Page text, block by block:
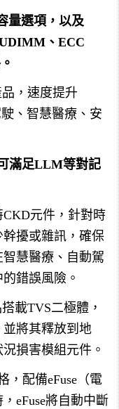
量選項，以及
、ECC
，速度提升
、智慧醫療、安
滿足LLM等對記
元件，針對時
擾或雜訊，確保
慧醫療、自動駕
錯誤風險。
載TVS二極體，
將其釋放到地
損害模組元件。
，配備eFuse（電
eFuse將自動中斷